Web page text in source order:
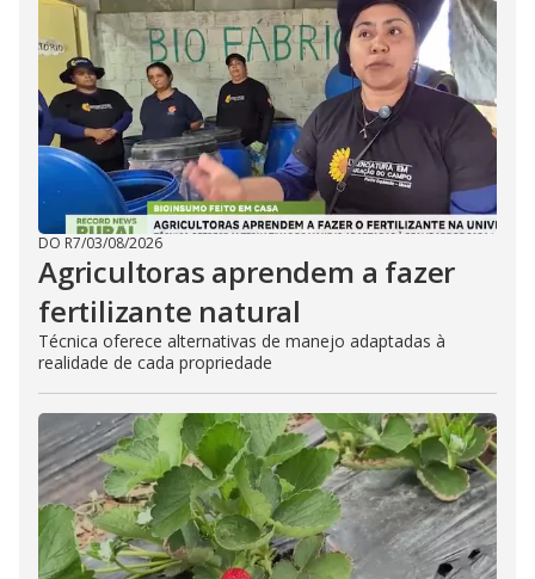
DO R7/03/08/2026
Agricultoras aprendem a fazer
fertilizante natural
Técnica oferece alternativas de manejo adaptadas à
realidade de cada propriedade